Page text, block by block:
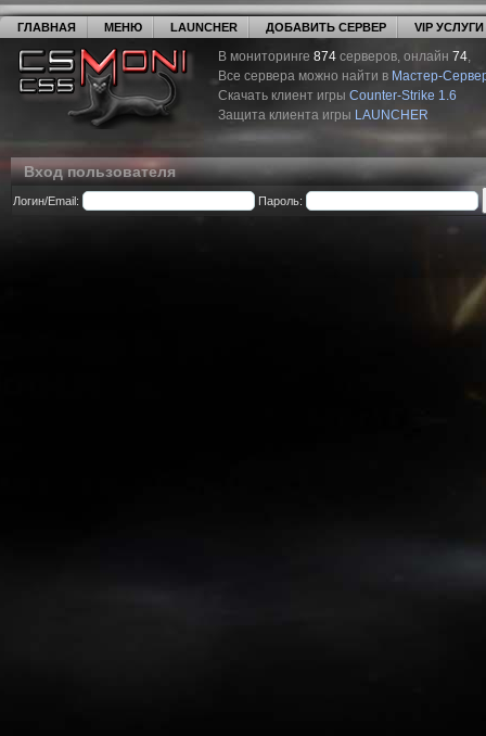
ГЛАВНАЯ МЕНЮ LAUNCHER ДОБАВИТЬ СЕРВЕР VIP УСЛУГИ
В мониторинге 874 серверов, онлайн 74,
Все сервера можно найти в Мастер-
Скачать клиент игры Counter-Strike 1.6
Защита клиента игры LAUNCHER
Вход пользователя
Логин/Email: Пароль: